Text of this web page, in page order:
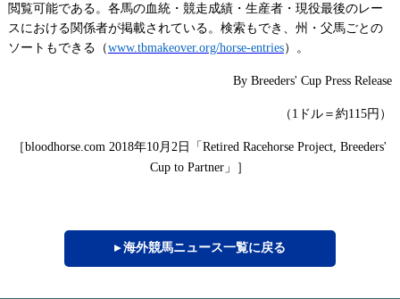
閲覧可能である。各馬の血統・競走成績・生産者・現役最後のレー
スにおける関係者が掲載されている。検索もでき、州・父馬ごとの
ソートもできる（www.tbmakeover.org/horse-entries）。
By Breeders' Cup Press Release
（ 1 ドル＝約115円）
［bloodhorse.com 2018年10月2日「Retired Racehorse Project, Breeders'
Cup to Partner 」］
▸ 海外競馬ニュース一覧に戻る